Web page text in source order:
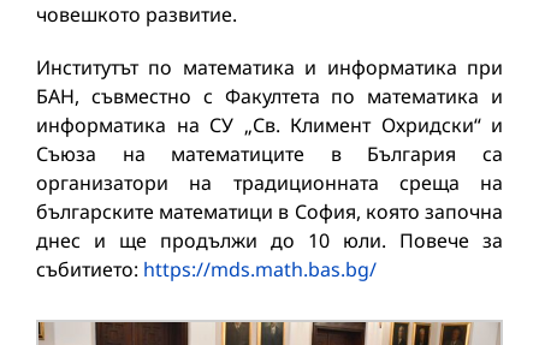
човешкото развитие.
Институтът по математика и информатика при
БАН, съвместно с Факултета по математика и
информатика на СУ „Св. Климент Охридски“ и
Съюза на математиците в България са
организатори на традиционната среща на
българските математици в София, която започна
днес и ще продължи до 10 юли. Повече за
събитието: https://mds.math.bas.bg/